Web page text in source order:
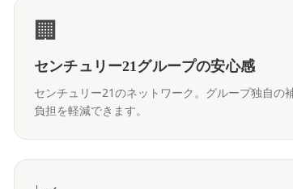
🏢
センチュリー21グループの安心感
センチュリー21のネットワーク。グループ独自の
負担を軽減できます。